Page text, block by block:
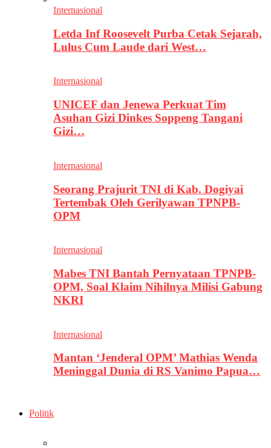
Internasional
Letda Inf Roosevelt Purba Cetak Sejarah,
Lulus Cum Laude dari West…
Internasional
UNICEF dan Jenewa Perkuat Tim
Asuhan Gizi Dinkes Soppeng Tangani
Gizi…
Internasional
Seorang Prajurit TNI di Kab. Dogiyai
Tertembak Oleh Gerilyawan TPNPB-
OPM
Internasional
Mabes TNI Bantah Pernyataan TPNPB-
OPM, Soal Klaim Nihilnya Milisi Gabung
NKRI
Internasional
Mantan ‘Jenderal OPM’ Mathias Wenda
Meninggal Dunia di RS Vanimo Papua…
Politik